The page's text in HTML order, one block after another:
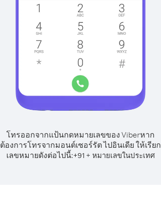
โทรออกจากแป้นกดหมายเลขของ Viberหาก
ต้องการโทรจากมอนต์เซอร์รัต ไปอินเดีย ให้เรียก
เลขหมายดังต่อไปนี้:+91+ หมายเลขในประเทศ